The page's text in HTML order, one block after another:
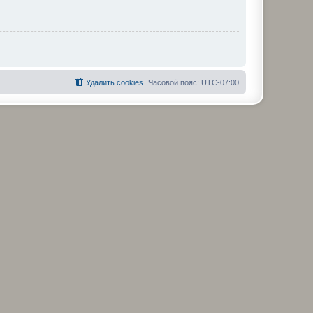
Часовой пояс: UTC-07:00
Удалить cookies